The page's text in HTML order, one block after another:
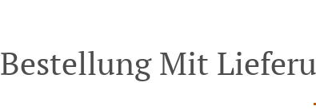
Bestellung Mit